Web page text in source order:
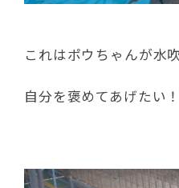
これはポウちゃんが水
自分を褒めてあげたい